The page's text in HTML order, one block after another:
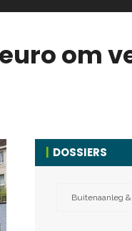
om
DOSSIERS
Buitenaanleg